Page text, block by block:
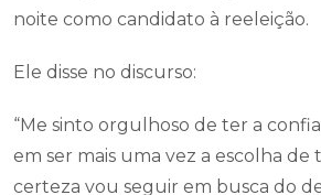
noite como candidato à reeleição.
Ele disse no discurso:
“Me sinto orgulhoso de ter a
em ser mais uma vez a escolha de
certeza vou seguir em busca do